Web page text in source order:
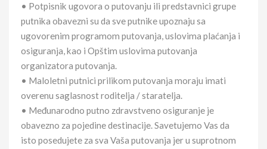
• Potpisnik ugovora o putovanju ili predstavnici grupe
putnika obavezni su da sve putnike upoznaju sa
ugovorenim programom putovanja, uslovima plaćanja i
osiguranja, kao i Opštim uslovima putovanja
organizatora putovanja.
• Maloletni putnici prilikom putovanja moraju imati
overenu saglasnost roditelja / staratelja.
• Međunarodno putno zdravstveno osiguranje je
obavezno za pojedine destinacije. Savetujemo Vas da
isto posedujete za sva Vaša putovanja jer u suprotnom